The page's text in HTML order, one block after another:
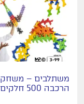
משתלבים – משחק
הרכבה 500 חלקים